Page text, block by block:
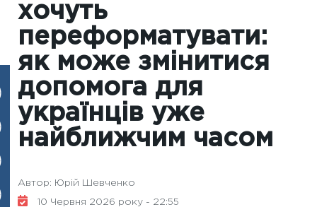
хочуть
переформатувати:
як може змінитися
допомога для
українців уже
найближчим часом
Автор: Юрій Шевченко
10 Червня 2026 року - 22:55